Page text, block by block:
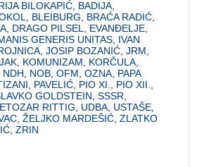
BILOKAPIĆ BADIJA
BLEIBURG BRAĆA RADIĆ
DRAGO PILSEL EVANĐELJE
GENERIS UNITAS IVAN
,JOSIP BOZANIĆ ,JRM
KOMUNIZAM KORČULA
NDH NOB ,OFM ,OZNA PAPA
PAVELIĆ PIO XI. PIO XII.
GOLDSTEIN ,SSSR
RITTIG UDBA USTAŠE
,ŽELJKO MARDEŠIĆ ,ZLATKO
,ZRIN